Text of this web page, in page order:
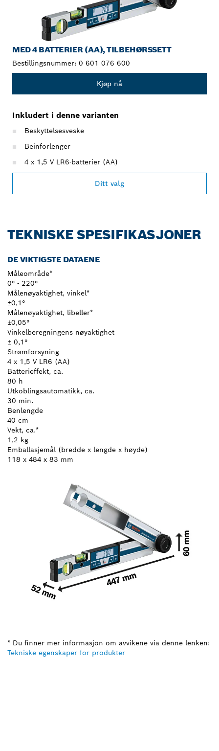
MED 4 BATTERIER (AA), TILBEHØRSSETT
Bestillingsnummer: 0 601 076 600
Kjøp nå
Inkludert i denne varianten
Beskyttelsesveske
Beinforlenger
4 x 1,5 V LR6-batterier (AA)
Ditt valg
TEKNISKE SPESIFIKASJONER
DE VIKTIGSTE DATAENE
Måleområde*
0° - 220°
Målenøyaktighet, vinkel*
±0,1°
Målenøyaktighet, libeller*
±0,05°
Vinkelberegningens nøyaktighet
± 0,1°
Strømforsyning
4 x 1,5 V LR6 (AA)
Batterieffekt, ca.
80 h
Utkoblingsautomatikk, ca.
30 min.
Benlengde
40 cm
Vekt, ca.*
1,2 kg
Emballasjemål (bredde x lengde x høyde)
118 x 484 x 83 mm
* Du finner mer informasjon om avvikene via denne lenken:
Tekniske egenskaper for produkter